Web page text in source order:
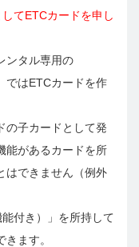
てETCカードを申し
ンタル専用の
ではETCカードを作
の子カードとして発
能があるカードを所
はできません（例外
付き）」を所持して
ます。